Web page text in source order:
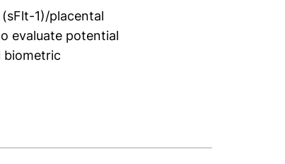
1)/placental
evaluate potential
biometric